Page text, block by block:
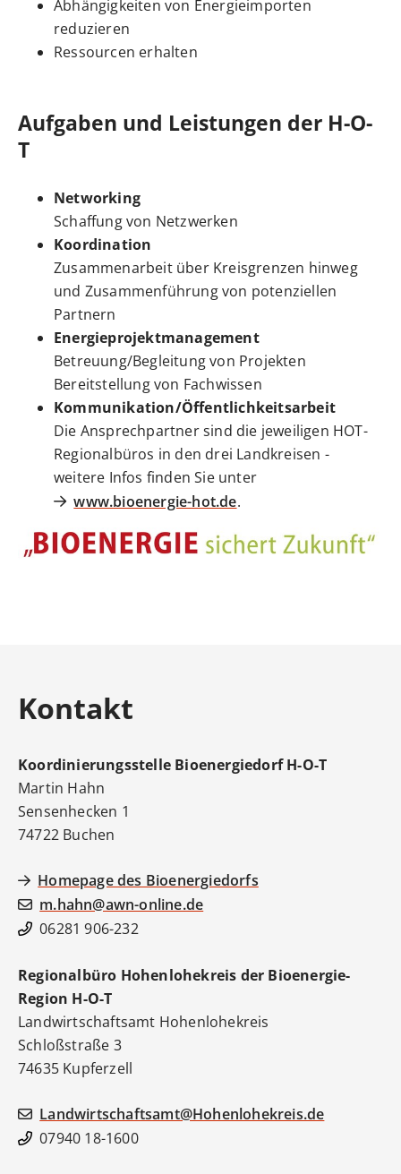
Abhängigkeiten von Energieimporten
reduzieren
Ressourcen erhalten
Aufgaben und Leistungen der H-O-
T
Networking
Schaffung von Netzwerken
Koordination
Zusammenarbeit über Kreisgrenzen hinweg
und Zusammenführung von potenziellen
Partnern
Energieprojektmanagement
Betreuung/Begleitung von Projekten
Bereitstellung von Fachwissen
Kommunikation/Öffentlichkeitsarbeit
Die Ansprechpartner sind die jeweiligen HOT-
Regionalbüros in den drei Landkreisen -
weitere Infos finden Sie unter
www.bioenergie-hot.de.
Kontakt
Koordinierungsstelle Bioenergiedorf H-O-T
Martin Hahn
Sensenhecken 1
74722 Buchen
Homepage des Bioenergiedorfs
m.hahn@awn-online.de
06281 906-232
Regionalbüro Hohenlohekreis der Bioenergie-
Region H-O-T
Landwirtschaftsamt Hohenlohekreis
Schloßstraße 3
74635 Kupferzell
Landwirtschaftsamt@Hohenlohekreis.de
07940 18-1600